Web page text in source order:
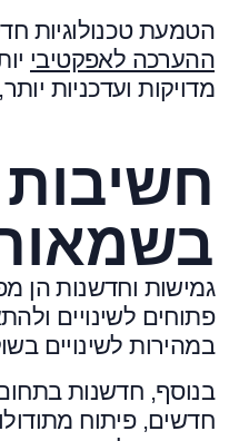
הטמעת טכנולוגיות
ההערכה לאפקטיבי
מדויקות ועדכניות
גמישות וחדשנות הן
פתוחים לשינויים
במהירות לשינויים
בנוסף, חדשנות
חדשים, פיתוח